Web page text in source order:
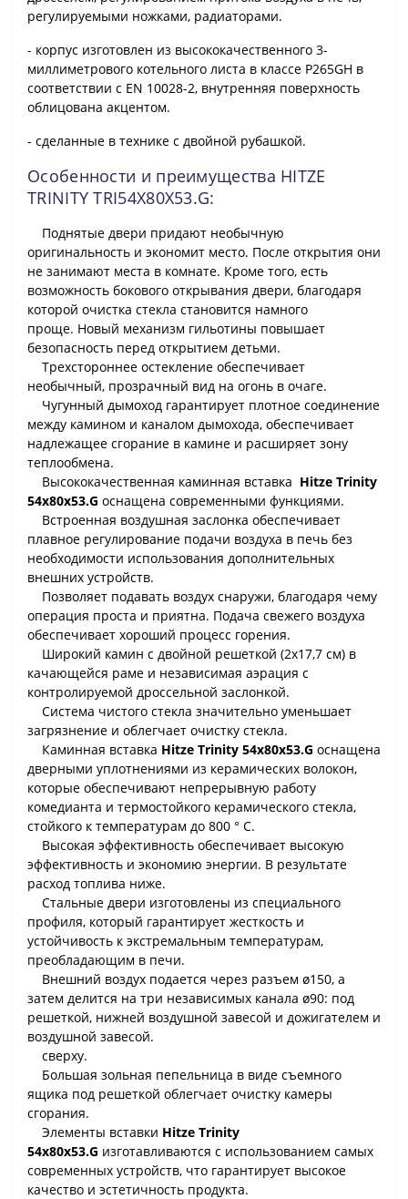
регулируемыми ножками, радиаторами.
- корпус изготовлен из высококачественного 3-
миллиметрового котельного листа в классе P265GH в
соответствии с EN 10028-2, внутренняя поверхность
облицована акцентом.
- сделанные в технике с двойной рубашкой.
Особенности и преимущества HITZE
TRINITY TRI54X80X53.G:
Поднятые двери придают необычную
оригинальность и экономит место. После открытия они
не занимают места в комнате. Кроме того, есть
возможность бокового открывания двери, благодаря
которой очистка стекла становится намного
проще. Новый механизм гильотины повышает
безопасность перед открытием детьми.
Трехстороннее остекление обеспечивает
необычный, прозрачный вид на огонь в очаге.
Чугунный дымоход гарантирует плотное соединение
между камином и каналом дымохода, обеспечивает
надлежащее сгорание в камине и расширяет зону
теплообмена.
Высококачественная каминная вставка Hitze Trinity
54x80x53.G оснащена современными функциями.
Встроенная воздушная заслонка обеспечивает
плавное регулирование подачи воздуха в печь без
необходимости использования дополнительных
внешних устройств.
Позволяет подавать воздух снаружи, благодаря чему
операция проста и приятна. Подача свежего воздуха
обеспечивает хороший процесс горения.
Широкий камин с двойной решеткой (2x17,7 см) в
качающейся раме и независимая аэрация с
контролируемой дроссельной заслонкой.
Система чистого стекла значительно уменьшает
загрязнение и облегчает очистку стекла.
Каминная вставка Hitze Trinity 54x80x53.G оснащена
дверными уплотнениями из керамических волокон,
которые обеспечивают непрерывную работу
комедианта и термостойкого керамического стекла,
стойкого к температурам до 800 ° C.
Высокая эффективность обеспечивает высокую
эффективность и экономию энергии. В результате
расход топлива ниже.
Стальные двери изготовлены из специального
профиля, который гарантирует жесткость и
устойчивость к экстремальным температурам,
преобладающим в печи.
Внешний воздух подается через разъем ø150, а
затем делится на три независимых канала ø90: под
решеткой, нижней воздушной завесой и дожигателем и
воздушной завесой.
сверху.
Большая зольная пепельница в виде съемного
ящика под решеткой облегчает очистку камеры
сгорания.
Элементы вставки Hitze Trinity
54x80x53.G изготавливаются с использованием самых
современных устройств, что гарантирует высокое
качество и эстетичность продукта.